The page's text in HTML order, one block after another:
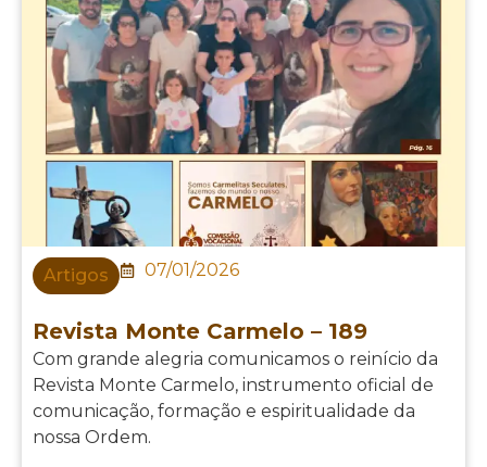
Artigos 07/01/2026
Revista Monte Carmelo – 189
Com grande alegria comunicamos o reinício da
Revista Monte Carmelo, instrumento oficial de
comunicação, formação e espiritualidade da
nossa Ordem.